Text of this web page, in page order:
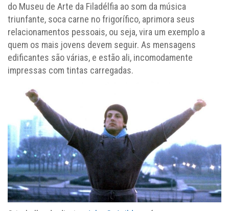
do Museu de Arte da Filadélfia ao som da música
triunfante, soca carne no frigorífico, aprimora seus
relacionamentos pessoais, ou seja, vira um exemplo a
quem os mais jovens devem seguir. As mensagens
edificantes são várias, e estão ali, incomodamente
impressas com tintas carregadas.